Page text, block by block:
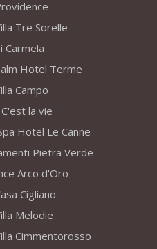
Tre Sorelle
Carmela
Hotel Terme
Campo
la vie
Hotel Le Canne
Pietra Verde
Arco d'Oro
Cigliano
Melodie
Cimmentorosso